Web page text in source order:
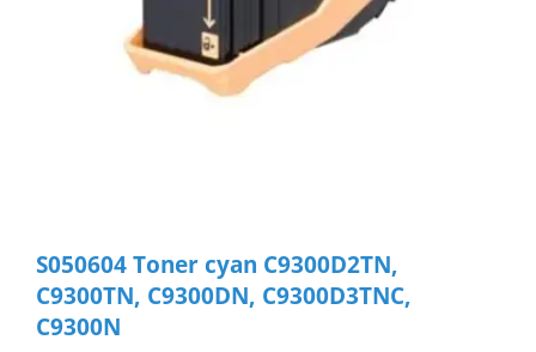
S050604 Toner cyan C9300D2TN,
C9300TN, C9300DN, C9300D3TNC,
C9300N